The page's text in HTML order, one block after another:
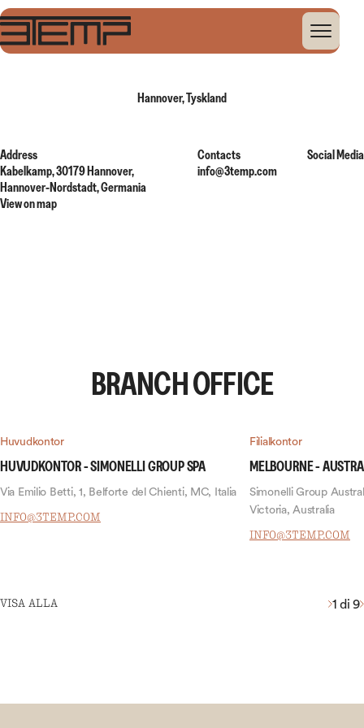
HomeGlobal Presence Hannover, Tyskland
Hannover, Tyskland
Address
Kabelkamp, 30179 Hannover,
Hannover-Nordstadt, Germania
View on map
Contacts
info@3temp.com
Social Media
BRANCH OFFICE
VISA ALLA 1 di 9
Huvudkontor
HUVUDKONTOR - SIMONELLI GROUP SPA
Via Emilio Betti, 1, Belforte del Chienti, MC, Italia
INFO@3TEMP.COM
Filialkontor
MELBOURNE -
Simonelli Group
Victoria, Australia
INFO@3TEMP.COM